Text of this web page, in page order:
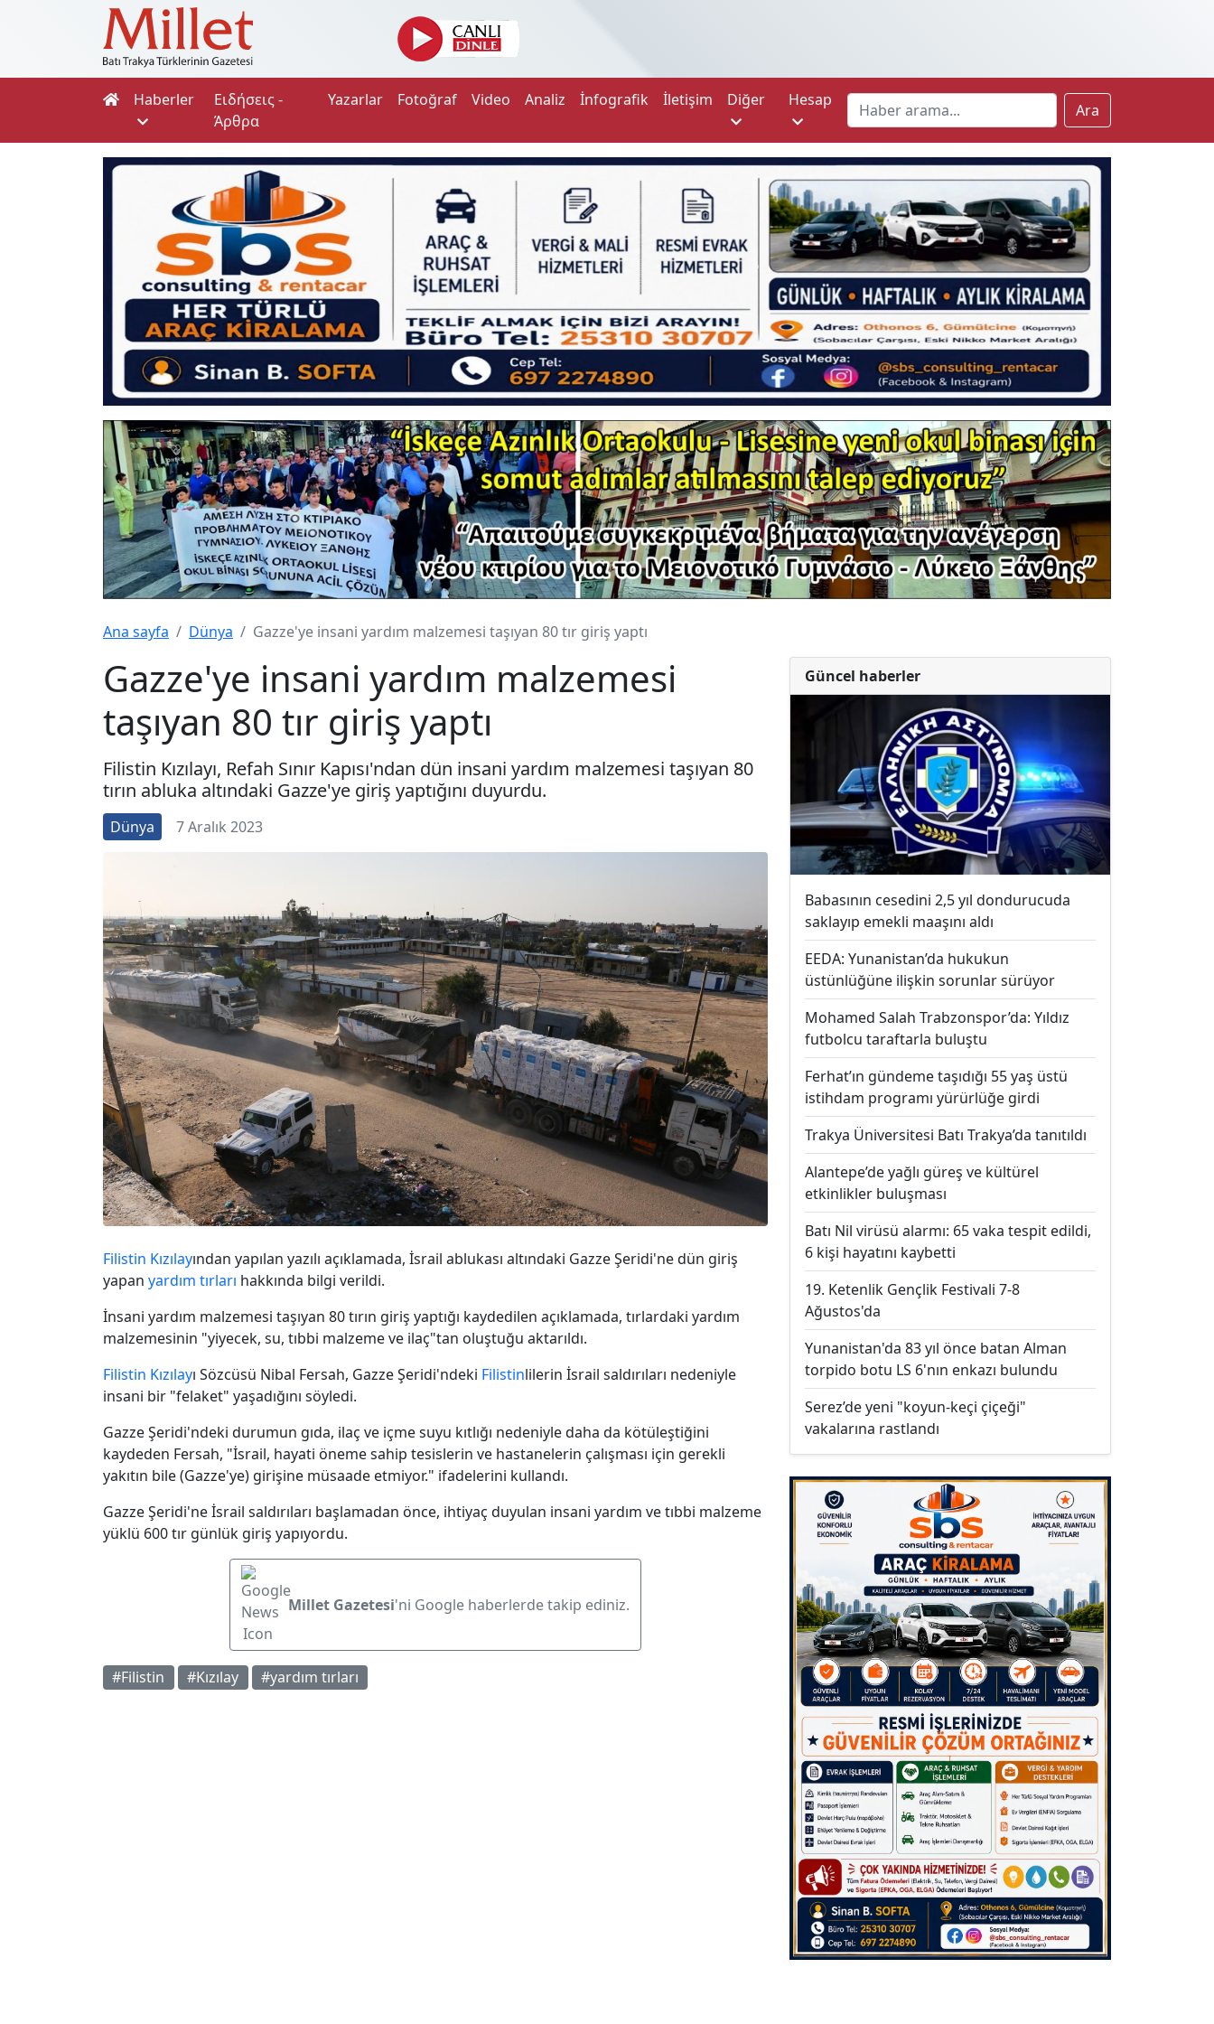
Haberler
Ειδήσεις -
Άρθρα
Yazarlar Fotoğraf Video Analiz İnfografik İletişim Diğer Hesap
Ara
Ana sayfa Dünya Gazze'ye insani yardım malzemesi taşıyan 80 tır giriş yaptı
Gazze'ye insani yardım malzemesi
taşıyan 80 tır giriş yaptı
Filistin Kızılayı, Refah Sınır Kapısı'ndan dün insani yardım malzemesi taşıyan 80
tırın abluka altındaki Gazze'ye giriş yaptığını duyurdu.
Dünya 7 Aralık 2023
Filistin Kızılayından yapılan yazılı açıklamada, İsrail ablukası altındaki Gazze Şeridi'ne dün giriş
yapan yardım tırları hakkında bilgi verildi.
İnsani yardım malzemesi taşıyan 80 tırın giriş yaptığı kaydedilen açıklamada, tırlardaki yardım
malzemesinin "yiyecek, su, tıbbi malzeme ve ilaç"tan oluştuğu aktarıldı.
Filistin Kızılayı Sözcüsü Nibal Fersah, Gazze Şeridi'ndeki Filistinlilerin İsrail saldırıları nedeniyle
insani bir "felaket" yaşadığını söyledi.
Gazze Şeridi'ndeki durumun gıda, ilaç ve içme suyu kıtlığı nedeniyle daha da kötüleştiğini
kaydeden Fersah, "İsrail, hayati öneme sahip tesislerin ve hastanelerin çalışması için gerekli
yakıtın bile (Gazze'ye) girişine müsaade etmiyor." ifadelerini kullandı.
Gazze Şeridi'ne İsrail saldırıları başlamadan önce, ihtiyaç duyulan insani yardım ve tıbbi malzeme
yüklü 600 tır günlük giriş yapıyordu.
Millet Gazetesi'ni Google haberlerde takip ediniz.
#Filistin #Kızılay #yardım tırları
Güncel haberler
Babasının cesedini 2,5 yıl dondurucuda
saklayıp emekli maaşını aldı
EEDA: Yunanistan’da hukukun
üstünlüğüne ilişkin sorunlar sürüyor
Mohamed Salah Trabzonspor’da: Yıldız
futbolcu taraftarla buluştu
Ferhat’ın gündeme taşıdığı 55 yaş üstü
istihdam programı yürürlüğe girdi
Trakya Üniversitesi Batı Trakya’da tanıtıldı
Alantepe’de yağlı güreş ve kültürel
etkinlikler buluşması
Batı Nil virüsü alarmı: 65 vaka tespit edildi,
6 kişi hayatını kaybetti
19. Ketenlik Gençlik Festivali 7-8
Ağustos'da
Yunanistan'da 83 yıl önce batan Alman
torpido botu LS 6'nın enkazı bulundu
Serez’de yeni "koyun-keçi çiçeği"
vakalarına rastlandı